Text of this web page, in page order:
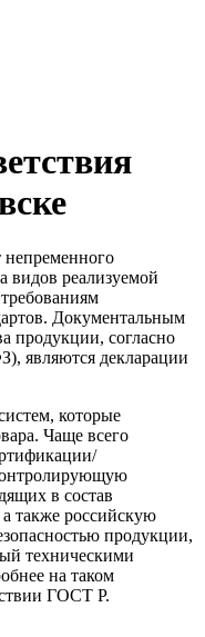
непременного
видов реализуемой
Документальным
продукции, согласно
являются декларации
которые
Чаще всего
в состав
также российскую
продукции,
техническими
на таком
ГОСТ Р.